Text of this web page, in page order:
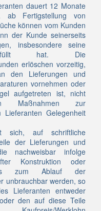
dauert 12 Monate
Fertigstellung von
können vom Kunden
der Kunde seinerseits
insbesondere seine
erfüllt hat. Die
erlöschen vorzeitig,
den Lieferungen und
vornehmen oder
aufgetreten ist, nicht
Maßnahmen zur
Gelegenheit
sich, auf schriftliche
der Lieferungen und
nachweisbar infolge
Konstruktion oder
zum Ablauf der
unbrauchbar werden, so
Lieferanten entweder
den auf diese Teile